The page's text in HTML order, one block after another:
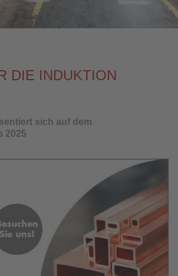
DIE INDUKTION
sich auf dem
2025